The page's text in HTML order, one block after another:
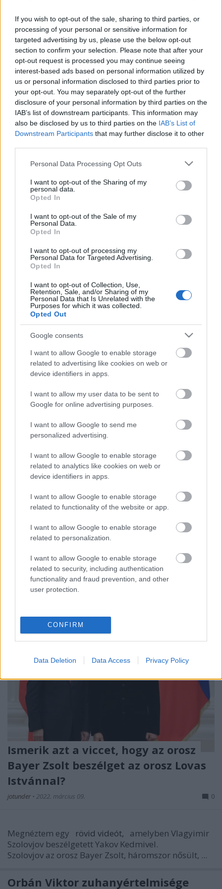
If you wish to opt-out of the sale, sharing to third parties, or
processing of your personal or sensitive information for
targeted advertising by us, please use the below opt-out
section to confirm your selection. Please note that after your
opt-out request is processed you may continue seeing
interest-based ads based on personal information utilized by
us or personal information disclosed to third parties prior to
your opt-out. You may separately opt-out of the further
disclosure of your personal information by third parties on the
IAB’s list of downstream participants. This information may
also be disclosed by us to third parties on the IAB’s List of
Downstream Participants that may further disclose it to other
Please note that this website/app uses one or more Google
not limited to your visit or usage behaviour. You may click to
grant or deny consent to Google and its third-party tags to
use your data for below specified purposes in below Google
consent section.
Personal Data Processing Opt Outs
I want to opt-out of the Sharing of my
personal data.
Opted In
I want to opt-out of the Sale of my
Personal Data.
Opted In
I want to opt-out of processing my
Personal Data for Targeted Advertising.
Opted In
I want to opt-out of Collection, Use,
Retention, Sale, and/or Sharing of my
Personal Data that Is Unrelated with the
Purposes for which it was collected.
Opted Out
Google consents
I want to allow Google to enable storage
related to advertising like cookies on web or
device identifiers in apps.
I want to allow my user data to be sent to
Google for online advertising purposes.
I want to allow Google to send me
personalized advertising.
I want to allow Google to enable storage
related to analytics like cookies on web or
device identifiers in apps.
I want to allow Google to enable storage
related to functionality of the website or app.
I want to allow Google to enable storage
related to personalization.
I want to allow Google to enable storage
related to security, including authentication
functionality and fraud prevention, and other
user protection.
CONFIRM
Data Deletion Data Access Privacy Policy
Az egyetemi rangsorokról
jotunder•2022. április 08.
A rezsimlapok óriási magyar sikerként beszélnek
arról, hogy nincs magyar egyetem egyetlen
szakterületen sem a legjobb százban a világon.
Az 1939-es választásról meg úgy
általában
jotunder 2022. április 05.
A horthysta állampárt, a Magyar Élet Pártja 50.76
százaléknyi szavazattal szerezte meg a mandátumok
több mint kétharmadát. Ez akkor 1.8 ...
Druzsba kötve táncevaty
jotunder
Kedves fajtársak, fajtársnők, daragíje drúzja
Ha nem mü, akkor ők, ha nem ja, akkor más, ha
szivódnya lehet valamit, csak úgy ...
Az egész magyar sajtó félrefordította
a lengyel elnököt?
Mandiner: A lengyel elnök odáig ment, hogy Orbán
energiától.
HVG : Nehezen értem a ...
Hogyan legyünk világhírű filozófusok
Magyarországon?
jotunder •2022. március 10.
.............................................................................................
Foglyul ejtették az egyetemeket – Peter ...
Ismerik azt a viccet, hogy az orosz
Bayer Zsolt beszélget az orosz Lovas
Istvánnal?
jotunder • 2022. március 09. 0
Megnéztem egy rövid videót,
amelyben Vlagyimir
Szolovjov beszélgetett Yakov Kedmivel.
Szolovjov az orosz Bayer Zsolt, háromszor nősült, ...
Orbán Viktor zuhanyértelmisége